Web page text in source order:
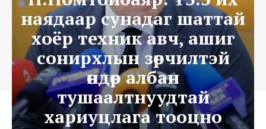
наядаар сунадаг шаттай
хоёр техник авч, ашиг
сонирхлын зөрчилтэй
өндөр албан
тушаалтнуудтай
хариуцлага тооцно